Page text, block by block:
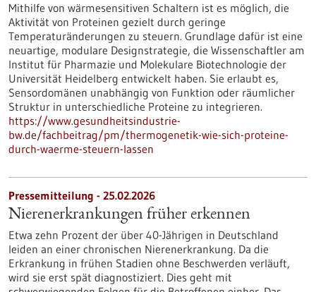
Mithilfe von wärmesensitiven Schaltern ist es möglich, die
Aktivität von Proteinen gezielt durch geringe
Temperaturänderungen zu steuern. Grundlage dafür ist eine
neuartige, modulare Designstrategie, die Wissenschaftler am
Institut für Pharmazie und Molekulare Biotechnologie der
Universität Heidelberg entwickelt haben. Sie erlaubt es,
Sensordomänen unabhängig von Funktion oder räumlicher
Struktur in unterschiedliche Proteine zu integrieren.
https://www.gesundheitsindustrie-
bw.de/fachbeitrag/pm/thermogenetik-wie-sich-proteine-
durch-waerme-steuern-lassen
Pressemitteilung - 25.02.2026
Nierenerkrankungen früher erkennen
Etwa zehn Prozent der über 40-Jährigen in Deutschland
leiden an einer chronischen Nierenerkrankung. Da die
Erkrankung in frühen Stadien ohne Beschwerden verläuft,
wird sie erst spät diagnostiziert. Dies geht mit